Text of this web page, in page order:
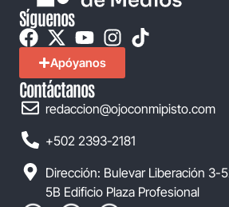
Síguenos
Apóyanos
Contáctanos
redaccion@ojoconmipisto.com
+502 2393-2181
Dirección: Bulevar Liberación 3-
5B Edificio Plaza Profesional